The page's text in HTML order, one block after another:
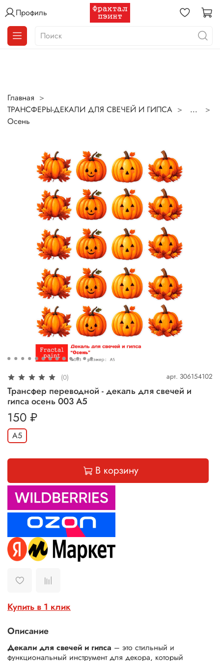
Профиль
Главная
ТРАНСФЕРЫ-ДЕКАЛИ ДЛЯ СВЕЧЕЙ И ГИПСА
...
Осень
(0) арт. 306154102
Трансфер переводной - декаль для свечей и
гипса осень 003 А5
150 ₽
А5
В корзину
Купить в 1 клик
Описание
Декали для свечей и гипса – это стильный и
функциональный инструмент для декора, который